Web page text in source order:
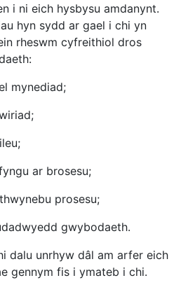
i ni eich hysbysu amdanynt.
hyn sydd ar gael i chi yn
rheswm cyfreithiol dros
mynediad;
ar brosesu;
prosesu;
gwybodaeth.
dalu unrhyw dâl am arfer eich
gennym fis i ymateb i chi.